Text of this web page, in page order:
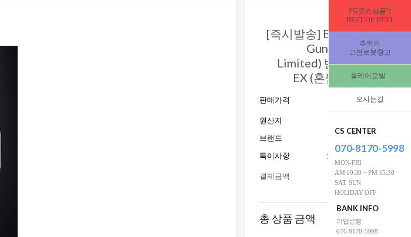
FG굿즈상품!!
BEST OF BEST
추억의
고전로봇창고
플레이모빌
오시는길
CS CENTER
070-8170-5998
MON-FRI
AM 10:30 ~ PM 15:30
SAT, SUN
HOLIDAY OFF
BANK INFO
기업은행
070-8170-5998
[즉시발송] BANDAI
Gundam Ex (Soul
Limited) 반다이 초합금
EX (혼웹한정)
판매가격 465,000
원산지
브랜드
특이사항 15세이상사용_전시수집
결제금액
총 상품 금액